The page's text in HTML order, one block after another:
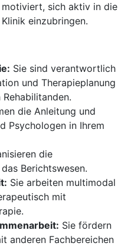
motiviert, sich aktiv in die
einzubringen.
Sie sind verantwortlich
und Therapieplanung
die Anleitung und
Psychologen in Ihrem
die
Berichtswesen.
Sie arbeiten multimodal
mit
Sie fördern
anderen Fachbereichen